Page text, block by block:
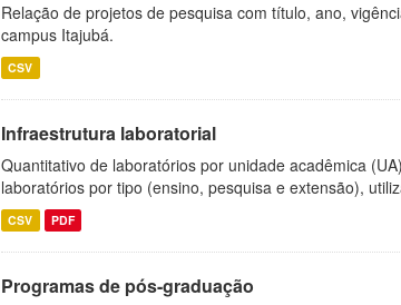
Relação de projetos de pesquisa com título, ano,
campus Itajubá.
CSV
Infraestrutura laboratorial
Quantitativo de laboratórios por unidade acadêmica
laboratórios por tipo (ensino, pesquisa e extensão),
CSV PDF
Programas de pós-graduação